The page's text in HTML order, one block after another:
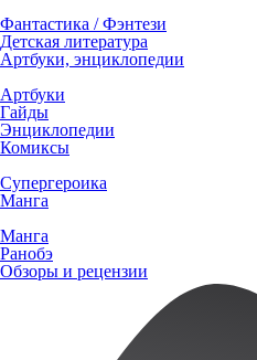
Фантастика / Фэнтези
Детская литература
Артбуки, энциклопедии
Артбуки
Гайды
Энциклопедии
Комиксы
Супергероика
Манга
Манга
Ранобэ
Обзоры и рецензии